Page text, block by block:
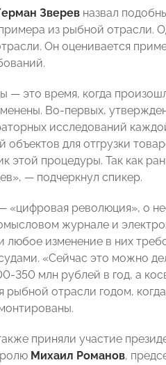
Зверев назвал
из рыбной отрасли.
Он оценивается
— это время, когда
Во-первых,
исследований
объектов для отгрузки
этой процедуры. Так как
— подчеркнул спикер.
революция», о
журнале и
изменение в них
«Сейчас это можно
350 млн рублей в год, а
рыбной отрасли годом,
приняли участие
Михаил Романов,